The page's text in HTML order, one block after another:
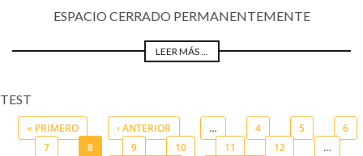
ESPACIO CERRADO PERMANENTEMENTE
LEER MÁS ...
TEST
« PRIMERO ‹ ANTERIOR … 4 5
6
7
8 9 10 11 12 …